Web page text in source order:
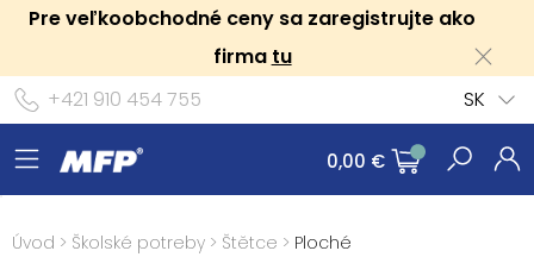
Pre veľkoobchodné ceny sa zaregistrujte ako
firma tu
+421 910 454 755
SK
0,00 €
Úvod > Školské potreby > Štětce > Ploché